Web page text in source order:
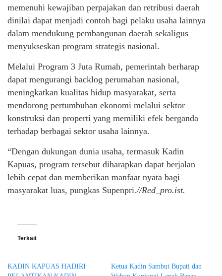
memenuhi kewajiban perpajakan dan retribusi daerah
dinilai dapat menjadi contoh bagi pelaku usaha lainnya
dalam mendukung pembangunan daerah sekaligus
menyukseskan program strategis nasional.
Melalui Program 3 Juta Rumah, pemerintah berharap
dapat mengurangi backlog perumahan nasional,
meningkatkan kualitas hidup masyarakat, serta
mendorong pertumbuhan ekonomi melalui sektor
konstruksi dan properti yang memiliki efek berganda
terhadap berbagai sektor usaha lainnya.
“Dengan dukungan dunia usaha, termasuk Kadin
Kapuas, program tersebut diharapkan dapat berjalan
lebih cepat dan memberikan manfaat nyata bagi
masyarakat luas, pungkas Supenpri.//Red_pro.ist.
Terkait
KADIN KAPUAS HADIRI
Ketua Kadin Sambut Bupati dan